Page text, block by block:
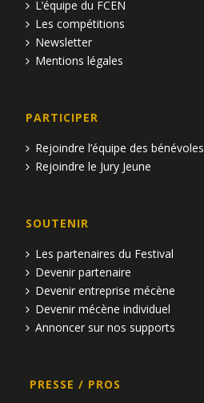
L’équipe du FCEN
Les compétitions
Newsletter
Mentions légales
PARTICIPER
Rejoindre l’équipe des bénévoles
Rejoindre le Jury Jeune
SOUTENIR
Les partenaires du Festival
Devenir partenaire
Devenir entreprise mécène
Devenir mécène individuel
Annoncer sur nos supports
PRESSE / PROS